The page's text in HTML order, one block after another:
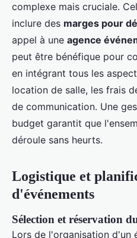
complexe mais cruciale.
inclure des marges pour
appel à une agence
peut être bénéfique pour
en intégrant tous les
location de salle, les frais
de communication. Une
budget garantit que
déroule sans heurts.
Logistique et
d'événements
Sélection et réservation
Lors de l'organisation d'un